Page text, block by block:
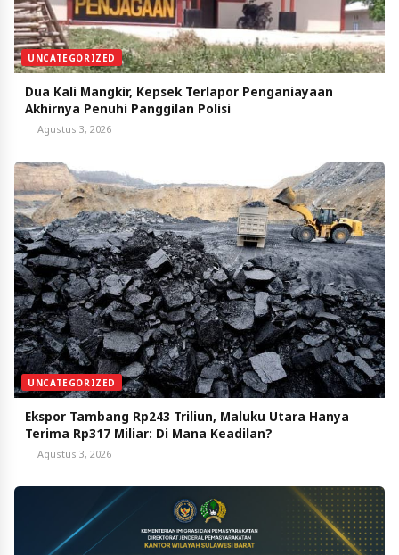
UNCATEGORIZED
Dua Kali Mangkir, Kepsek Terlapor Penganiayaan
Akhirnya Penuhi Panggilan Polisi
Agustus 3, 2026
UNCATEGORIZED
Ekspor Tambang Rp243 Triliun, Maluku Utara Hanya
Terima Rp317 Miliar: Di Mana Keadilan?
Agustus 3, 2026